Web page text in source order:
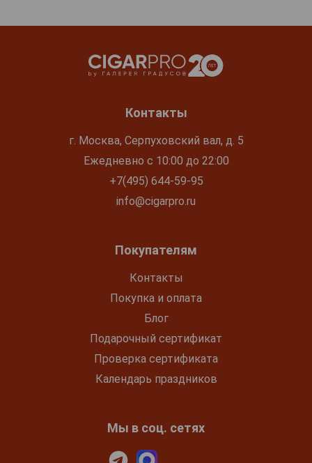
Контакты
г. Москва, Серпуховский вал, д. 5
Ежедневно с 10:00 до 22:00
+7(495) 644-59-95
info@cigarpro.ru
Покупателям
Контакты
Покупка и оплата
Блог
Подарочный сертификат
Проверка сертификата
Календарь праздников
Мы в соц. сетях